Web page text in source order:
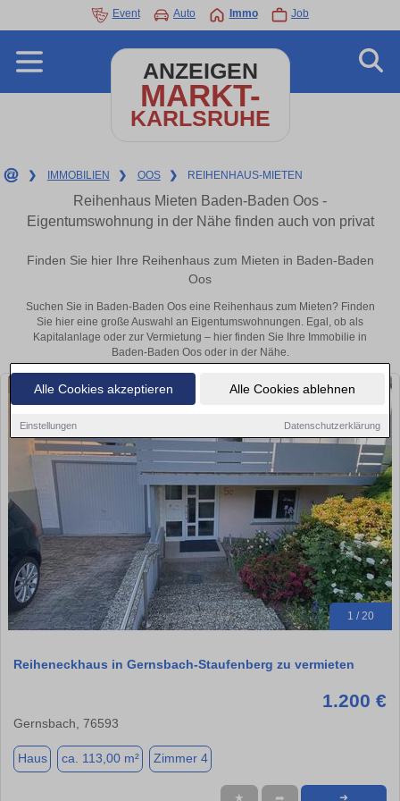
Alle Cookies akzeptieren Alle Cookies ablehnen
Einstellungen Datenschutzerklärung
Event Auto Immo Job
ANZEIGEN
MARKT-
KARLSRUHE
❯ IMMOBILIEN ❯ OOS ❯ REIHENHAUS-MIETEN
Reihenhaus Mieten Baden-Baden Oos -
Eigentumswohnung in der Nähe finden auch von privat
Finden Sie hier Ihre Reihenhaus zum Mieten in Baden-Baden
Oos
Suchen Sie in Baden-Baden Oos eine Reihenhaus zum Mieten? Finden
Sie hier eine große Auswahl an Eigentumswohnungen. Egal, ob als
Kapitalanlage oder zur Vermietung – hier finden Sie Ihre Immobilie in
Baden-Baden Oos oder in der Nähe.
1 / 20
Reiheneckhaus in Gernsbach-Staufenberg zu vermieten
1.200 €
Gernsbach, 76593
Haus ca. 113,00 m² Zimmer 4
★ ➦ ➜